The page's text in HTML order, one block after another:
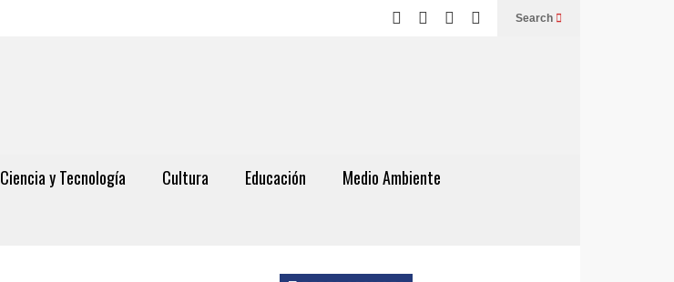
Search
Ciencia y Tecnología Cultura Educación
Medio Ambiente